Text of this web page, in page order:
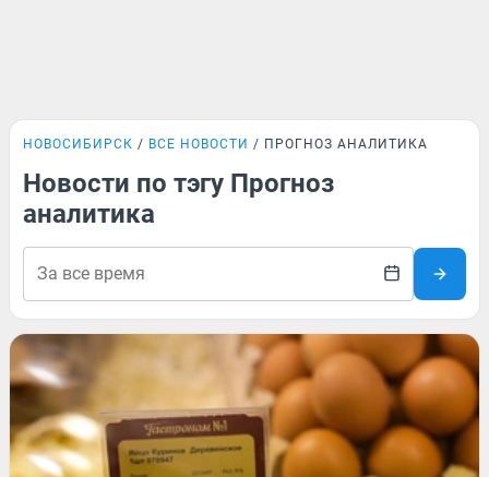
НОВОСИБИРСК ВСЕ НОВОСТИ ПРОГНОЗ АНАЛИТИКА
Новости по тэгу Прогноз
аналитика